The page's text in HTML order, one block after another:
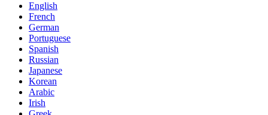
English
French
German
Portuguese
Spanish
Russian
Japanese
Korean
Arabic
Irish